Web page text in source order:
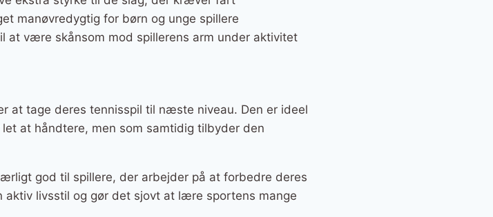
manøvredygtig for børn og unge spillere
at være skånsom mod spillerens arm under aktivitet
at tage deres tennisspil til næste niveau. Den er ideel
at håndtere, men som samtidig tilbyder den
god til spillere, der arbejder på at forbedre deres
livsstil og gør det sjovt at lære sportens mange